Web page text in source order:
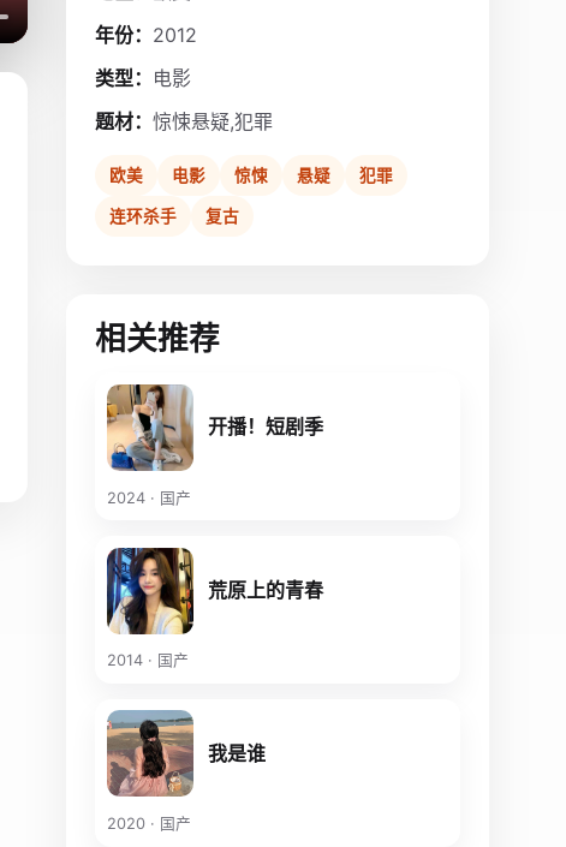
年份： 2012
类型： 电影
题材： 惊悚悬疑,犯罪
欧美 电影 惊悚 悬疑 犯罪
连环杀手 复古
相关推荐
开播！短剧季
2024 · 国产
荒原上的青春
2014 · 国产
我是谁
2020 · 国产